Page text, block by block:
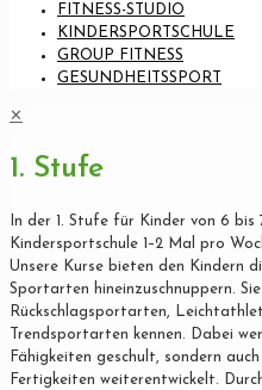
FITNESS-STUDIO
KINDERSPORTSCHULE
GROUP FITNESS
GESUNDHEITSSPORT
✕
1. Stufe
In der 1. Stufe für Kinder von 6
Kindersportschule 1–2 Mal pro
Unsere Kurse bieten den Kindern
Sportarten hineinzuschnuppern.
Rückschlagsportarten,
Trendsportarten kennen. Dabei
Fähigkeiten geschult, sondern
Fertigkeiten weiterentwickelt.